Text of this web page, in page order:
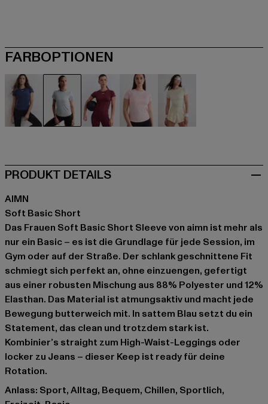
FARBOPTIONEN
PRODUKT DETAILS
AIMN
Soft Basic Short
Das Frauen Soft Basic Short Sleeve von aimn ist mehr als
nur ein Basic – es ist die Grundlage für jede Session, im
Gym oder auf der Straße. Der schlank geschnittene Fit
schmiegt sich perfekt an, ohne einzuengen, gefertigt
aus einer robusten Mischung aus 88% Polyester und 12%
Elasthan. Das Material ist atmungsaktiv und macht jede
Bewegung butterweich mit. In sattem Blau setzt du ein
Statement, das clean und trotzdem stark ist.
Kombinier’s straight zum High-Waist-Leggings oder
locker zu Jeans – dieser Keep ist ready für deine
Rotation.
Anlass: Sport, Alltag, Bequem, Chillen, Sportlich,